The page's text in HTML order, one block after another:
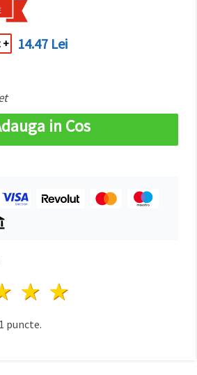
+ 14.47 Lei
in Cos
4 stele
3 stele
stele
1 puncte.